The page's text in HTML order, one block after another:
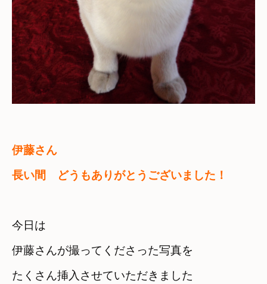
伊藤さん
長い間　どうもありがとうございました！
今日は
伊藤さんが撮ってくださった写真を
たくさん挿入させていただきました